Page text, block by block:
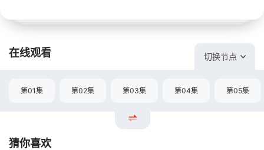
在线观看 切换节点
第01集 第02集 第03集 第04集 第05集
猜你喜欢